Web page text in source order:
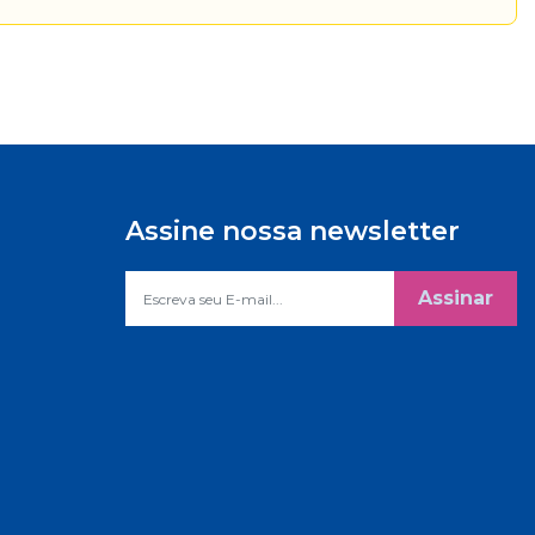
Assine nossa newsletter
Assinar